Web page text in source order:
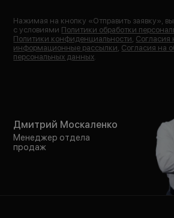
Нажимая на кнопку «Отправить заявку»,
с условиями Политики обработки
Политики конфиденциальности, Согласия
информационные рассылки, Согласия на
персональных данных.
Дмитрий Москаленко
Менеджер отдела
продаж